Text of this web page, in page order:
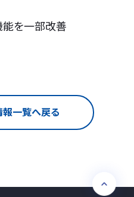
能を一部改善
報一覧へ戻る